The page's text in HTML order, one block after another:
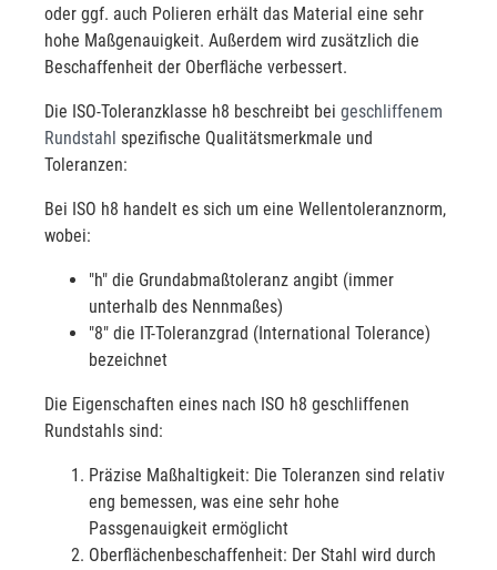
oder ggf. auch Polieren erhält das Material eine sehr
hohe Maßgenauigkeit. Außerdem wird zusätzlich die
Beschaffenheit der Oberfläche verbessert.
Die ISO-Toleranzklasse h8 beschreibt bei geschliffenem
Rundstahl spezifische Qualitätsmerkmale und
Toleranzen:
Bei ISO h8 handelt es sich um eine Wellentoleranznorm,
wobei:
"h" die Grundabmaßtoleranz angibt (immer
unterhalb des Nennmaßes)
"8" die IT-Toleranzgrad (International Tolerance)
bezeichnet
Die Eigenschaften eines nach ISO h8 geschliffenen
Rundstahls sind:
Präzise Maßhaltigkeit: Die Toleranzen sind relativ
eng bemessen, was eine sehr hohe
Passgenauigkeit ermöglicht
Oberflächenbeschaffenheit: Der Stahl wird durch